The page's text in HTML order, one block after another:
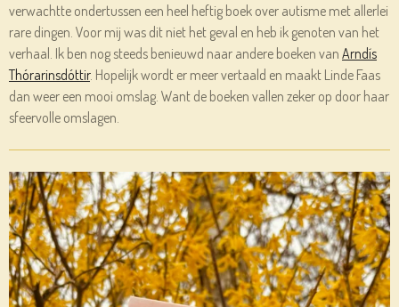
verwachtte ondertussen een heel heftig boek over autisme met allerlei
rare dingen. Voor mij was dit niet het geval en heb ik genoten van het
verhaal. Ik ben nog steeds benieuwd naar andere boeken van Arndís
Thórarinsdóttir. Hopelijk wordt er meer vertaald en maakt Linde Faas
dan weer een mooi omslag. Want de boeken vallen zeker op door haar
sfeervolle omslagen.